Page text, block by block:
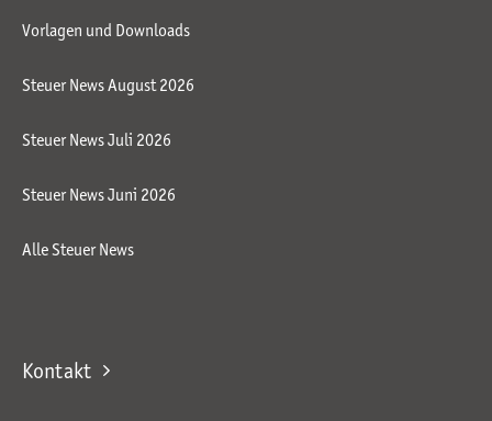
Vorlagen und Downloads
Steuer News August 2026
Steuer News Juli 2026
Steuer News Juni 2026
Alle Steuer News
Kontakt